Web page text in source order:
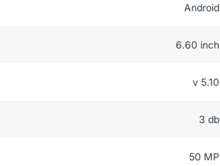
Android
6.60 inch
v 5.10
3 db
50 MP